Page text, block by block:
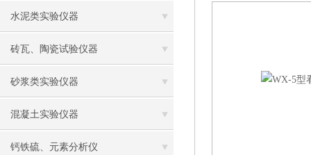
水泥类实验仪器
砖瓦、陶瓷试验仪器
砂浆类实验仪器
混凝土实验仪器
钙铁硫、元素分析仪